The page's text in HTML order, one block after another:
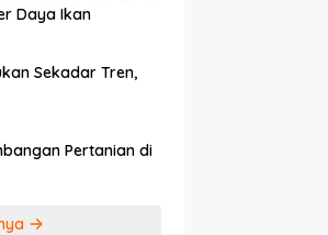
Daya Ikan
Sekadar Tren,
Pertanian di